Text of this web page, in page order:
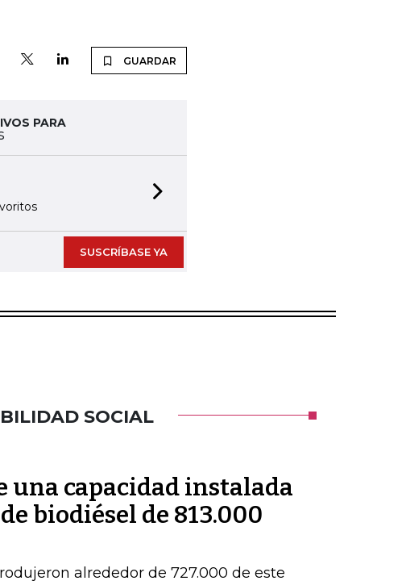
GUARDAR
PARA
SUSCRÍBASE YA
SOCIAL
una capacidad instalada
biodiésel de 813.000
alrededor de 727.000 de este